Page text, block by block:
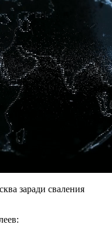
заради сваления